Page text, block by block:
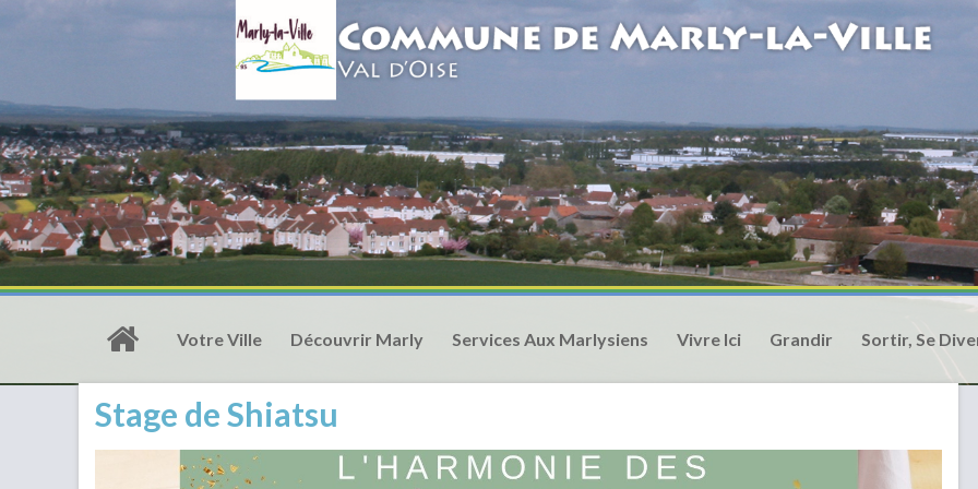
Votre Ville Découvrir Marly Services Aux Marlysiens Vivre Ici Grandir Sortir, Se
Stage de Shiatsu